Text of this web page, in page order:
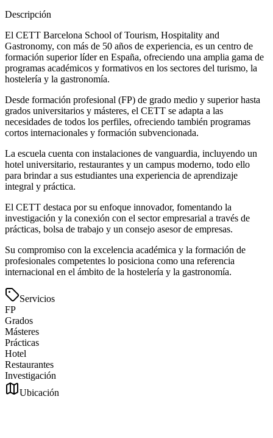
Descripción
El CETT Barcelona School of Tourism, Hospitality and
Gastronomy, con más de 50 años de experiencia, es un centro de
formación superior líder en España, ofreciendo una amplia gama de
programas académicos y formativos en los sectores del turismo, la
hostelería y la gastronomía.
Desde formación profesional (FP) de grado medio y superior hasta
grados universitarios y másteres, el CETT se adapta a las
necesidades de todos los perfiles, ofreciendo también programas
cortos internacionales y formación subvencionada.
La escuela cuenta con instalaciones de vanguardia, incluyendo un
hotel universitario, restaurantes y un campus moderno, todo ello
para brindar a sus estudiantes una experiencia de aprendizaje
integral y práctica.
El CETT destaca por su enfoque innovador, fomentando la
investigación y la conexión con el sector empresarial a través de
prácticas, bolsa de trabajo y un consejo asesor de empresas.
Su compromiso con la excelencia académica y la formación de
profesionales competentes lo posiciona como una referencia
internacional en el ámbito de la hostelería y la gastronomía.
Servicios
FP
Grados
Másteres
Prácticas
Hotel
Restaurantes
Investigación
Ubicación